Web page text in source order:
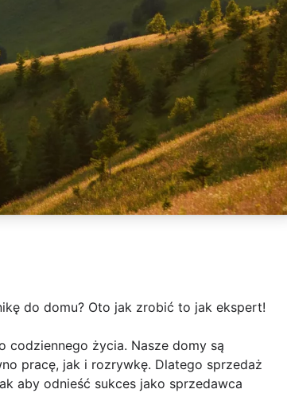
do domu? Oto jak zrobić to jak ekspert!
codziennego życia. Nasze domy są
pracę, jak i rozrywkę. Dlatego sprzedaż
aby odnieść sukces jako sprzedawca